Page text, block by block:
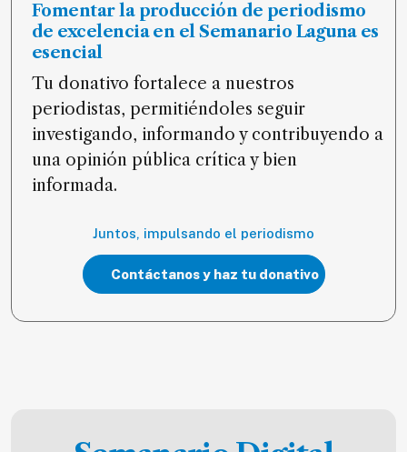
Fomentar la producción de periodismo
de excelencia en el Semanario Laguna es
esencial
Tu donativo fortalece a nuestros
periodistas, permitiéndoles seguir
investigando, informando y contribuyendo a
una opinión pública crítica y bien
informada.
Juntos, impulsando el periodismo
Contáctanos y haz tu donativo